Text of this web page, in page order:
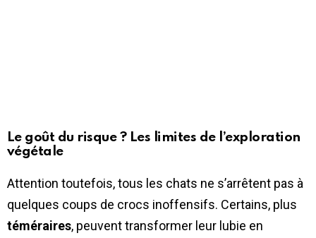
Le goût du risque ? Les limites de l’exploration
végétale
Attention toutefois, tous les chats ne s’arrêtent pas à
quelques coups de crocs inoffensifs. Certains, plus
téméraires, peuvent transformer leur lubie en